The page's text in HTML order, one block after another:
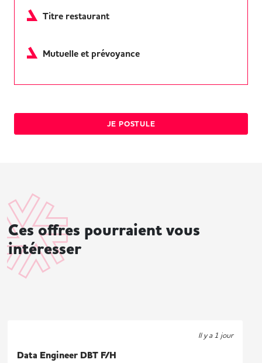
Titre restaurant
Mutuelle et prévoyance
JE POSTULE
Ces offres pourraient vous
intéresser
Il y a 1 jour
Data Engineer DBT F/H